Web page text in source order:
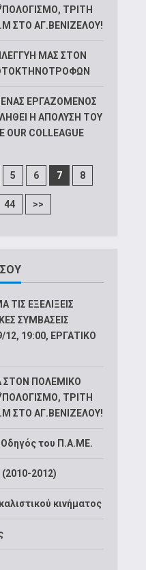
ΤΡΙΤΗ
ΣΤΟ ΑΓ.ΒΕΝΙΖΕΛΟΥ!
ΜΑΣ ΣΤΟΝ
ΕΡΓΑΖΟΜΕΝΟΣ
Η ΑΠΟΛΥΣΗ ΤΟΥ
COLLEAGUE
5 6 7 8
44 >>
ΕΞΕΛΙΞΕΙΣ
ΣΥΜΒΑΣΕΙΣ
12, 19:00, ΕΡΓΑΤΙΚΟ
ΣΤΟΝ ΠΟΛΕΜΙΚΟ
ΤΡΙΤΗ
ΣΤΟ ΑΓ.ΒΕΝΙΖΕΛΟΥ!
Οδηγός του Π.Α.ΜΕ.
(2010-2012)
κινήματος